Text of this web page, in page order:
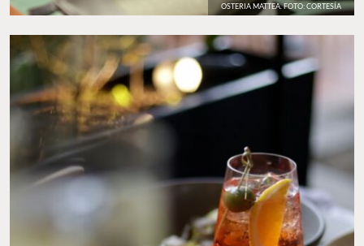
OSTERIA MATTEA. FOTO: CORTESÍA